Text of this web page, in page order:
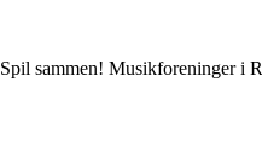
Spil sammen! Musikforeninger i